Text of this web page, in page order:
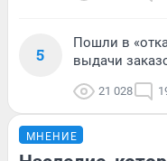
5
Пошли в
выдачи
21 028
МНЕНИЕ